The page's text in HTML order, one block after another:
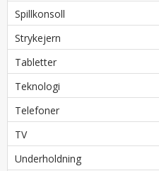
Spillkonsoll
Strykejern
Tabletter
Teknologi
Telefoner
TV
Underholdning